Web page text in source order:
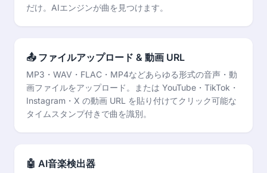
だけ。AIエンジンが曲を見つけます。
📤 ファイルアップロード & 動画 URL
MP3・WAV・FLAC・MP4などあらゆる形式の音声・動
画ファイルをアップロード。または YouTube・TikTok・
Instagram・X の動画 URL を貼り付けてクリック可能な
タイムスタンプ付きで曲を識別。
🤖 AI音楽検出器